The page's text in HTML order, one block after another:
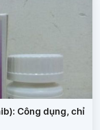
Công dụng, chỉ